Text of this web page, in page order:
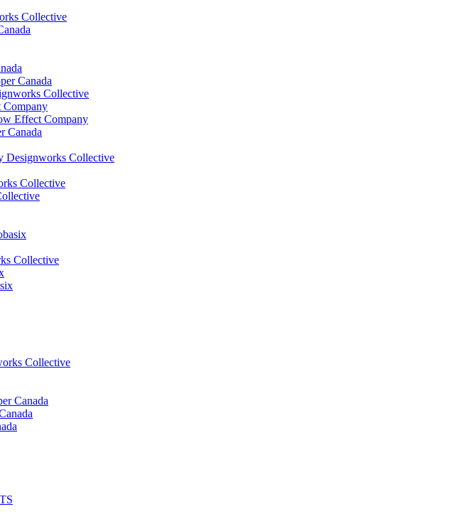
Collective
Canada
Collective
Company
Effect Company
Canada
Designworks Collective
Collective
Collective
Collective
Canada